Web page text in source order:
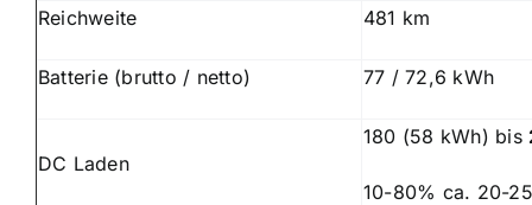
Reichweite 481 km
Batterie (brutto / netto) 77 / 72,6 kWh
DC Laden
180 (58 kWh) bis
10-80% ca. 20-